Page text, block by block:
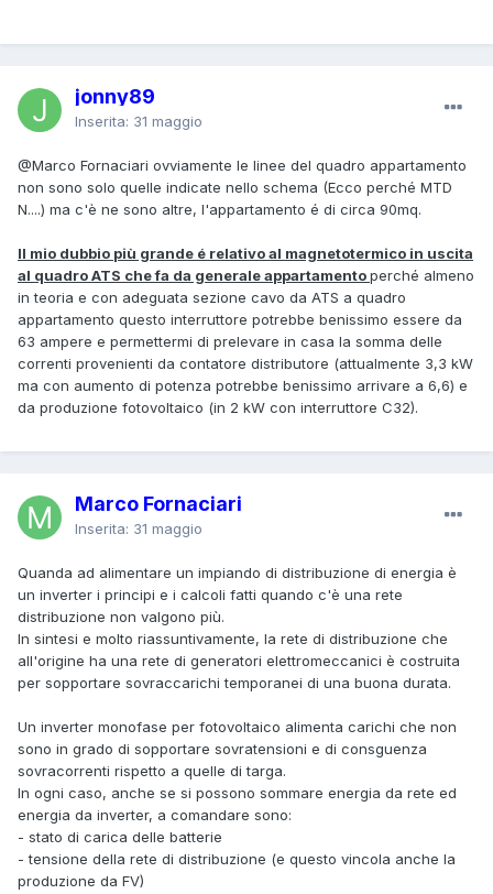
jonny89
Inserita: 31 maggio
@Marco Fornaciari ovviamente le linee del quadro appartamento
non sono solo quelle indicate nello schema (Ecco perché MTD
N....) ma c'è ne sono altre, l'appartamento é di circa 90mq.
Il mio dubbio più grande é relativo al magnetotermico in uscita
al quadro ATS che fa da generale appartamentoperché almeno
in teoria e con adeguata sezione cavo da ATS a quadro
appartamento questo interruttore potrebbe benissimo essere da
63 ampere e permettermi di prelevare in casa la somma delle
correnti provenienti da contatore distributore (attualmente 3,3 kW
ma con aumento di potenza potrebbe benissimo arrivare a 6,6) e
da produzione fotovoltaico (in 2 kW con interruttore C32).
Marco Fornaciari
Inserita: 31 maggio
Quanda ad alimentare un impiando di distribuzione di energia è
un inverter i principi e i calcoli fatti quando c'è una rete
distribuzione non valgono più.
In sintesi e molto riassuntivamente, la rete di distribuzione che
all'origine ha una rete di generatori elettromeccanici è costruita
per sopportare sovraccarichi temporanei di una buona durata.
Un inverter monofase per fotovoltaico alimenta carichi che non
sono in grado di sopportare sovratensioni e di consguenza
sovracorrenti rispetto a quelle di targa.
In ogni caso, anche se si possono sommare energia da rete ed
energia da inverter, a comandare sono:
- stato di carica delle batterie
- tensione della rete di distribuzione (e questo vincola anche la
produzione da FV)